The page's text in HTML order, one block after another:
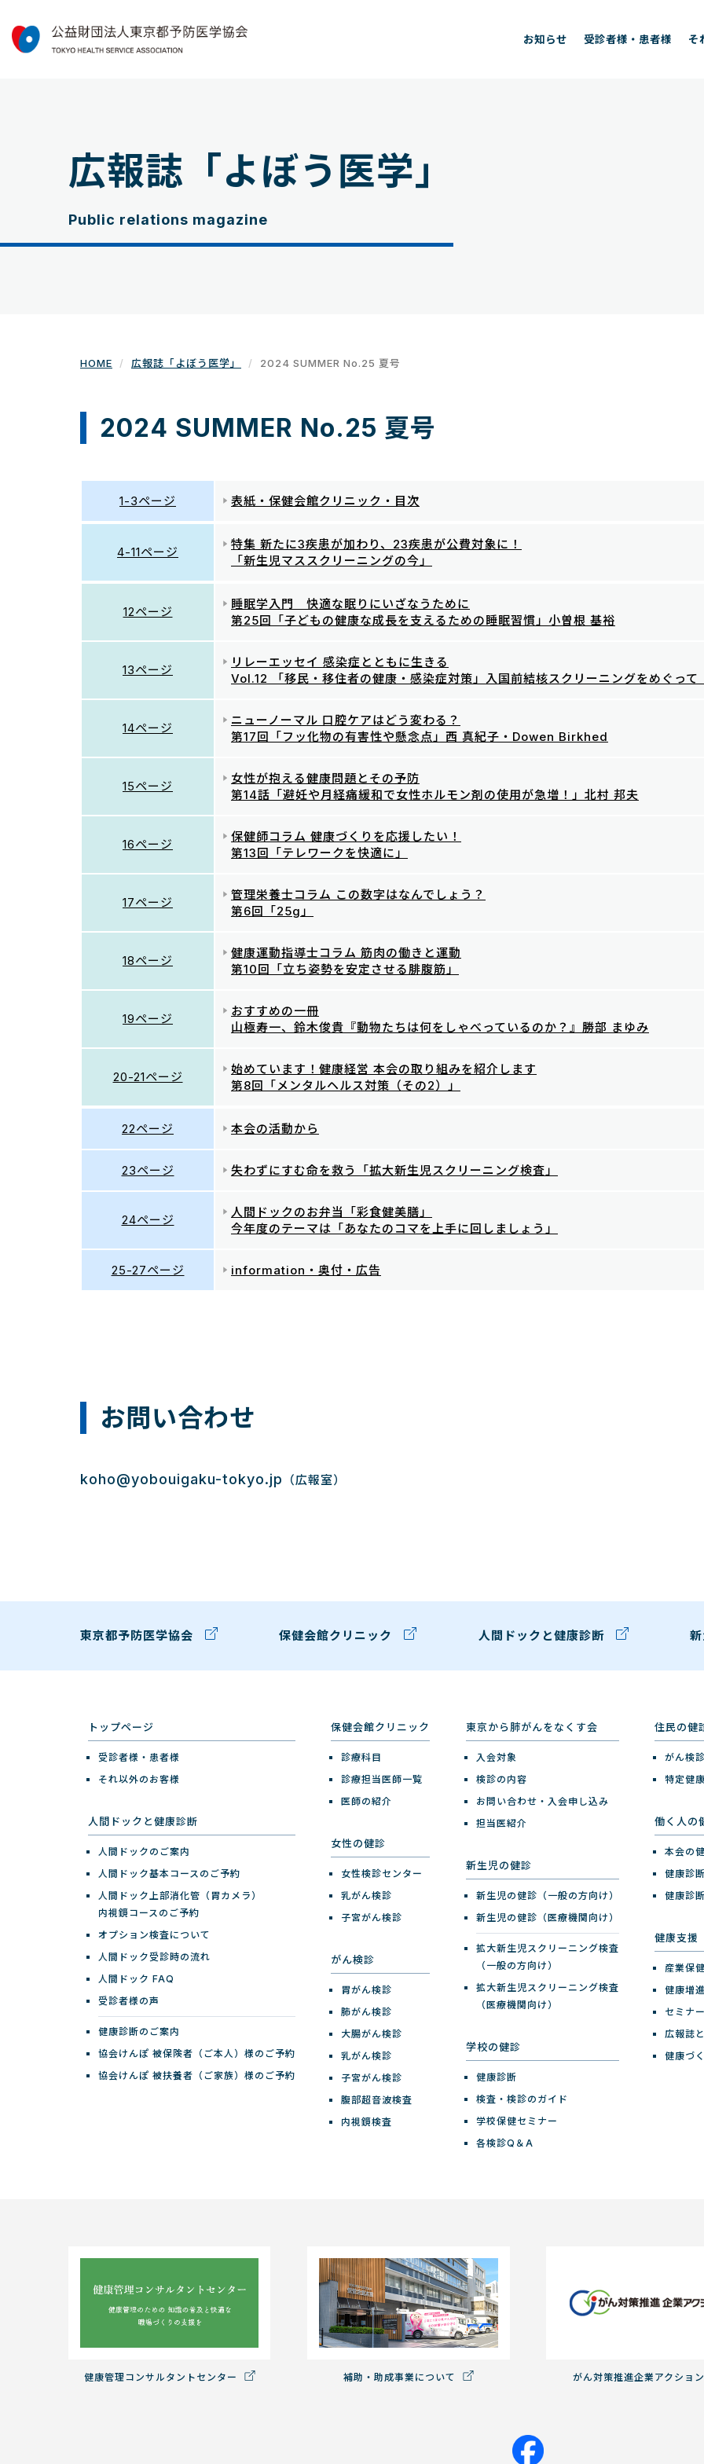
お知らせ 受診者様・患者様 そ
広報誌「よぼう医学」
Public relations magazine
HOME 広報誌「よぼう医学」 2024 SUMMER No.25 夏号
2024 SUMMER No.25 夏号
1-3ページ 表紙・保健会館クリニック・目次
4-11ページ
特集 新たに3疾患が加わり、23疾患が公費対象に！
「新生児マススクリーニングの今」
12ページ
睡眠学入門 快適な眠りにいざなうために
第25回「子どもの健康な成長を支えるための睡眠習慣」小曽根 基裕
13ページ
リレーエッセイ 感染症とともに生きる
Vol.12 「移民・移住者の健康・感染症対策」入国前結核スクリーニングをめぐっ
14ページ
ニューノーマル 口腔ケアはどう変わる？
第17回「フッ化物の有害性や懸念点」西 真紀子・Dowen Birkhed
15ページ
女性が抱える健康問題とその予防
第14話「避妊や月経痛緩和で女性ホルモン剤の使用が急増！」北村 邦夫
16ページ
保健師コラム 健康づくりを応援したい！
第13回「テレワークを快適に」
17ページ
管理栄養士コラム この数字はなんでしょう？
第6回「25g」
18ページ
健康運動指導士コラム 筋肉の働きと運動
第10回「立ち姿勢を安定させる腓腹筋」
19ページ
おすすめの一冊
山極寿一、鈴木俊貴『動物たちは何をしゃべっているのか？』勝部 まゆみ
20-21ページ
始めています！健康経営 本会の取り組みを紹介します
第8回「メンタルヘルス対策（その2）」
22ページ 本会の活動から
23ページ 失わずにすむ命を救う「拡大新生児スクリーニング検査」
24ページ
人間ドックのお弁当「彩食健美膳」
今年度のテーマは「あなたのコマを上手に回しましょう」
25-27ページ information・奥付・広告
お問い合わせ
koho@yobouigaku-tokyo.jp （広報室）
東京都予防医学協会 保健会館クリニック 人間ドックと健康診断
トップページ
受診者様・患者様
それ以外のお客様
人間ドックと健康診断
人間ドックのご案内
人間ドック基本コースのご予約
人間ドック上部消化管（胃カメラ）
内視鏡コースのご予約
オプション検査について
人間ドック受診時の流れ
人間ドック FAQ
受診者様の声
健康診断のご案内
協会けんぽ 被保険者（ご本人）様のご予約
協会けんぽ 被扶養者（ご家族）様のご予約
保健会館クリニック
診療科目
診療担当医師一覧
医師の紹介
女性の健診
女性検診センター
乳がん検診
子宮がん検診
がん検診
胃がん検診
肺がん検診
大腸がん検診
乳がん検診
子宮がん検診
腹部超音波検査
内視鏡検査
東京から肺がんをなくす会
入会対象
検診の内容
お問い合わせ・入会申し込み
担当医紹介
新生児の健診
新生児の健診（一般の方向け）
新生児の健診（医療機関向け）
拡大新生児スクリーニング検査
（一般の方向け）
拡大新生児スクリーニング検査
（医療機関向け）
学校の健診
健康診断
検査・検診のガイド
学校保健セミナー
各検診Q＆A
住民の健
がん検診
特定健
働く人の
本会の
健康診
健康診
健康支援
産業保健
健康増
セミナ
広報誌
健康づ
健康管理コンサルタントセンター 補助・助成事業について がん対策推進企業アクション